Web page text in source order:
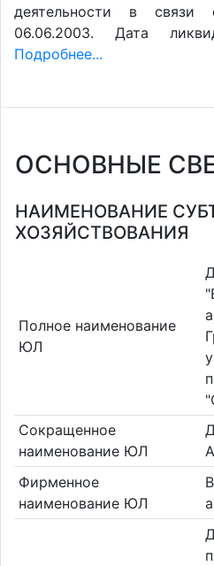
деятельности в связи
06.06.2003. Дата
Подробнее...
ОСНОВНЫЕ
НАИМЕНОВАНИЕ
ХОЗЯЙСТВОВАНИЯ
Полное наименование
ЮЛ
Сокращенное
наименование ЮЛ
Фирменное
наименование ЮЛ